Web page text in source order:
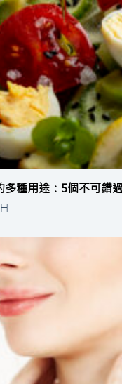
多種用途：5個不可錯